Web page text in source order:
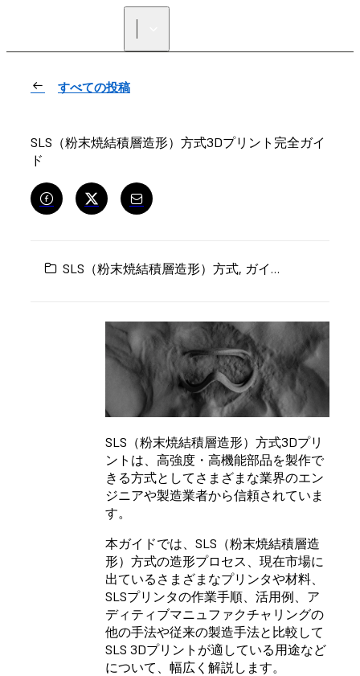
すべての投稿
SLS（粉末焼結積層造形）方式3Dプリント完全ガイ
ド
SLS（粉末焼結積層造形）方式, ガイド
SLS（粉末焼結積層造形）方式3Dプリ
ントは、高強度・高機能部品を製作で
きる方式としてさまざまな業界のエン
ジニアや製造業者から信頼されていま
す。
本ガイドでは、SLS（粉末焼結積層造
形）方式の造形プロセス、現在市場に
出ているさまざまなプリンタや材料、
SLSプリンタの作業手順、活用例、ア
ディティブマニュファクチャリングの
他の手法や従来の製造手法と比較して
SLS 3Dプリントが適している用途など
について、幅広く解説します。